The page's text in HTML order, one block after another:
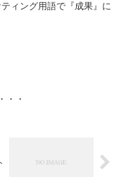
ィング用語で『成果』に
・・